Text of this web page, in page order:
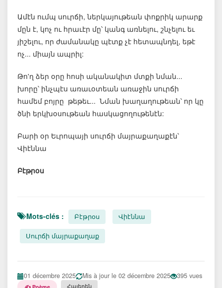
Ամէն ումպ սուրճի, ներկայութեան փոքրիկ արարք
մըն է, կոչ ու հրաւէր մը՝ կանգ առնելու, շնչելու եւ
յիշելու, որ ժամանակը պէտք չէ հետապնդել, եթէ
ոչ... միայն ապրիլ:
Թո'ղ ձեր օրը հոսի ականակիտ մտքի նման...
խորը՝ ինչպէս առաւօտեան առաջին սուրճի
համեմ բոյրը թեթեւ... Նման խաղաղութեան՝ որ կը
ծնի երկխօսութեան հասկացողութենէն:
Բարի օր Եւրոպայի սուրճի մայրաքաղաքէն՝
Վիէննա
Բէթրօս
Mots-clés : Բէթրօս Վիէննա
Սուրճի մայրաքաղաք
01 décembre 2025 Mis à jour le 02 décembre 2025 395 vues
Հայերեն